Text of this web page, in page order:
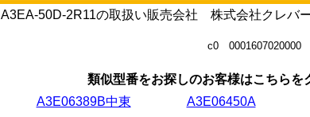
A3EA-50D-2R11の取扱い販売会社 株式会社クレバ
c0 0001607020000
類似型番をお探しのお客様はこちらを
A3E06389B中東 A3E06450A